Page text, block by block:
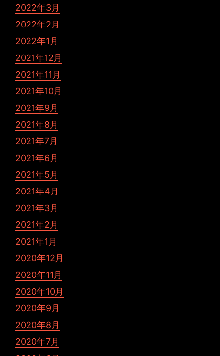
2022年3月
2022年2月
2022年1月
2021年12月
2021年11月
2021年10月
2021年9月
2021年8月
2021年7月
2021年6月
2021年5月
2021年4月
2021年3月
2021年2月
2021年1月
2020年12月
2020年11月
2020年10月
2020年9月
2020年8月
2020年7月